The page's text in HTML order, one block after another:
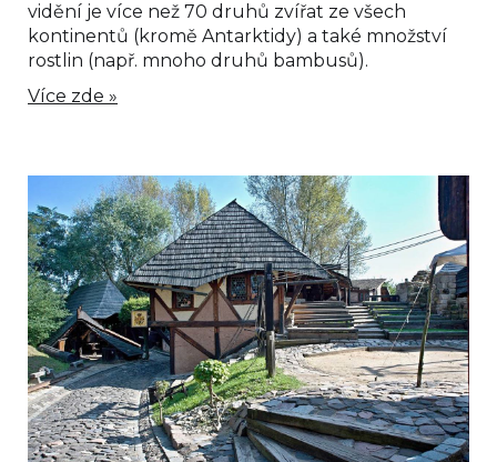
vidění je více než 70 druhů zvířat ze všech
kontinentů (kromě Antarktidy) a také množství
rostlin (např. mnoho druhů bambusů).
Více zde »